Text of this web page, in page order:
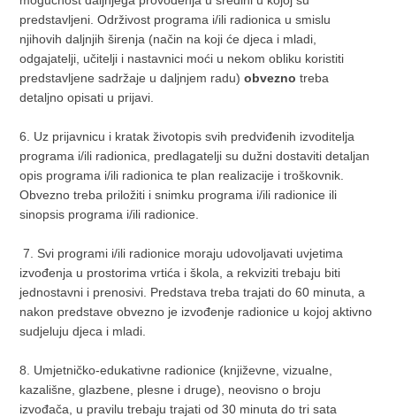
predstavljeni. Održivost programa i/ili radionica u smislu
njihovih daljnjih širenja (način na koji će djeca i mladi,
odgajatelji, učitelji i nastavnici moći u nekom obliku koristiti
predstavljene sadržaje u daljnjem radu)obvezno treba
detaljno opisati u prijavi.
6. Uz prijavnicu i kratak životopis svih predviđenih izvoditelja
programa i/ili radionica, predlagatelji su dužni dostaviti detaljan
opis programa i/ili radionica te plan realizacije i troškovnik.
Obvezno treba priložiti i snimku programa i/ili radionice ili
sinopsis programa i/ili radionice.
7. Svi programi i/ili radionice moraju udovoljavati uvjetima
izvođenja u prostorima vrtića i škola, a rekviziti trebaju biti
jednostavni i prenosivi. Predstava treba trajati do 60 minuta, a
nakon predstave obvezno je izvođenje radionice u kojoj aktivno
sudjeluju djeca i mladi.
8. Umjetničko-edukativne radionice (književne, vizualne,
kazališne, glazbene, plesne i druge), neovisno o broju
izvođača, u pravilu trebaju trajati od 30 minuta do tri sata